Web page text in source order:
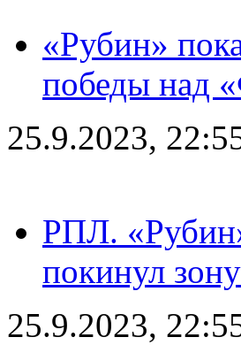
«Рубин»
победы над
25.9.2023,
РПЛ.
покинул
25.9.2023,